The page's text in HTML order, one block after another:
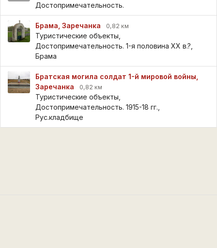
Достопримечательность.
Брама, Заречанка 0,82 км
Туристические объекты,
Достопримечательность. 1-я половина XX в.?,
Брама
Братская могила солдат 1-й мировой войны,
Заречанка
0,82 км
Туристические объекты,
Достопримечательность. 1915-18 гг.,
Рус.кладбище